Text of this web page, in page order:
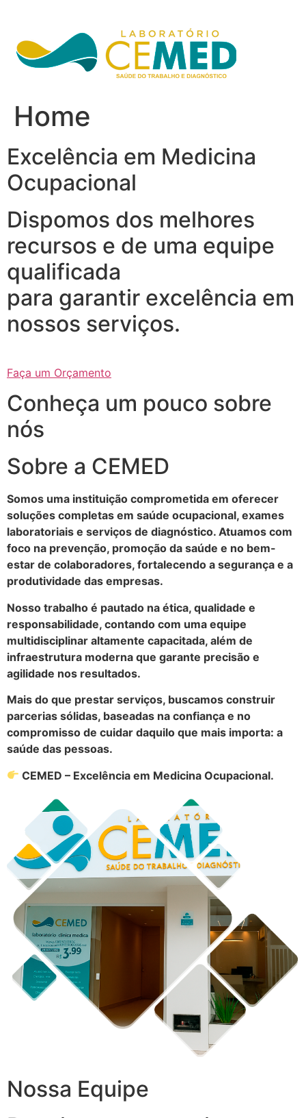
conteúdo
Home
Excelência em Medicina
Ocupacional
Dispomos dos melhores
recursos e de uma equipe
qualificada
para garantir excelência em
nossos serviços.
Faça um Orçamento
Conheça um pouco sobre
nós
Sobre a CEMED
Somos uma instituição comprometida em oferecer
soluções completas em saúde ocupacional, exames
laboratoriais e serviços de diagnóstico. Atuamos com
foco na prevenção, promoção da saúde e no bem-
estar de colaboradores, fortalecendo a segurança e a
produtividade das empresas.
Nosso trabalho é pautado na ética, qualidade e
responsabilidade, contando com uma equipe
multidisciplinar altamente capacitada, além de
infraestrutura moderna que garante precisão e
agilidade nos resultados.
Mais do que prestar serviços, buscamos construir
parcerias sólidas, baseadas na confiança e no
compromisso de cuidar daquilo que mais importa: a
saúde das pessoas.
CEMED – Excelência em Medicina Ocupacional.
Nossa Equipe